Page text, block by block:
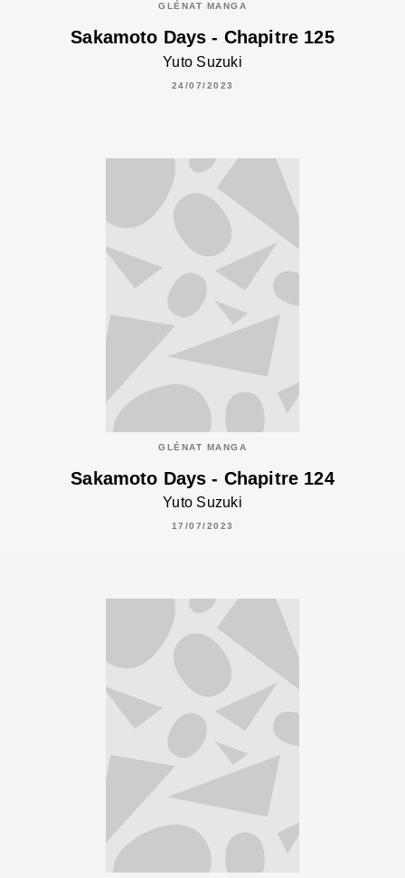
GLÉNAT MANGA
Sakamoto Days - Chapitre 125
Yuto Suzuki
24/07/2023
GLÉNAT MANGA
Sakamoto Days - Chapitre 124
Yuto Suzuki
17/07/2023